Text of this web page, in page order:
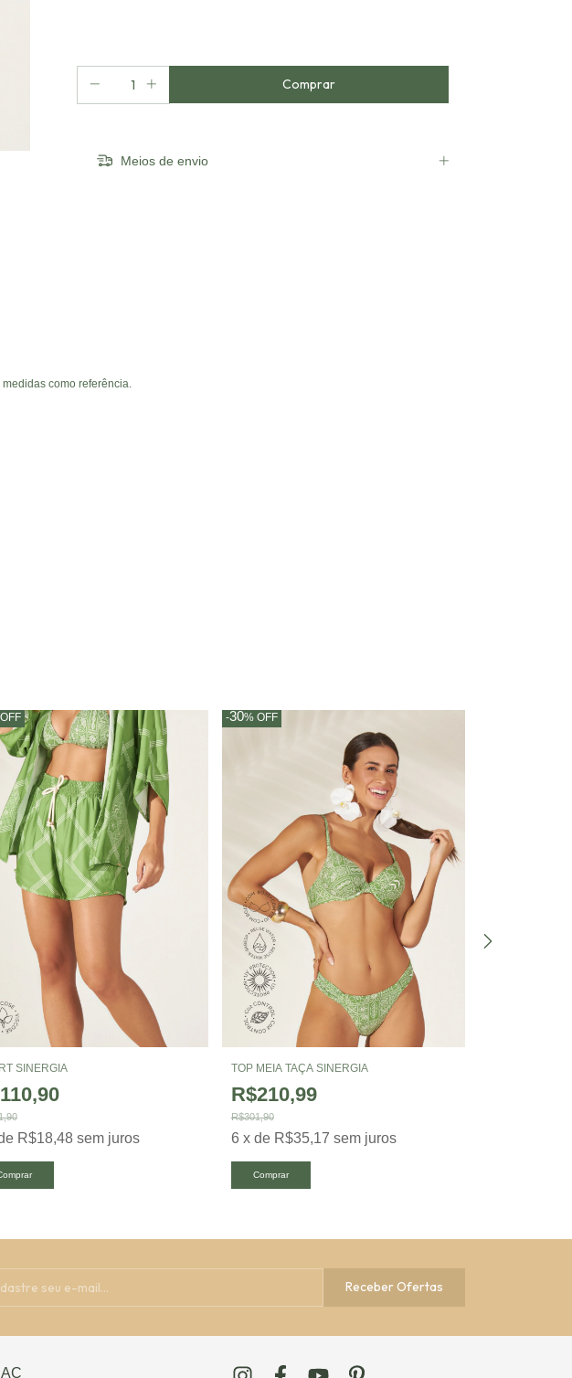
Meios de envio
como referência.
SINERGIA
OFF
R$18,48 sem juros
TOP MEIA TAÇA SINERGIA
R$210,99
-30% OFF
R$301,90
6 x de R$35,17 sem juros
Comprar